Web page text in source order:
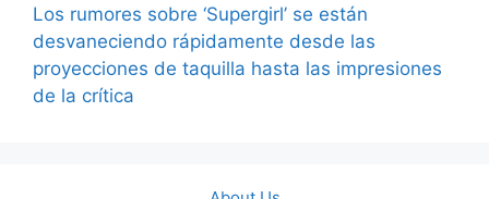
Los rumores sobre ‘Supergirl’ se están
desvaneciendo rápidamente desde las
proyecciones de taquilla hasta las impresiones
de la crítica